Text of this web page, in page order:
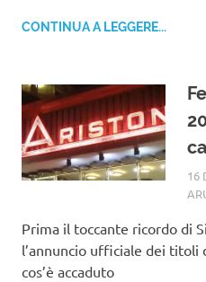
CONTINUA A LEGGERE...
16
Prima il toccante ricordo di
l’annuncio ufficiale dei titoli
cos’è accaduto